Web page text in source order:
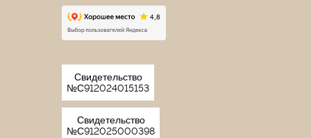
Свидетельство
№С912024015153
Свидетельство
№С912025000398